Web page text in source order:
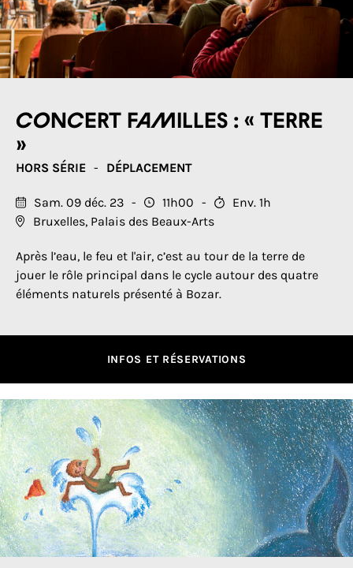
Concert familles : « Terre
»
HORS SÉRIE DÉPLACEMENT
Sam. 09 déc. 23 11h00
Env. 1h
Bruxelles, Palais des Beaux-Arts
Après l’eau, le feu et l'air, c’est au tour de la terre de
jouer le rôle principal dans le cycle autour des quatre
éléments naturels présenté à Bozar.
INFOS ET RÉSERVATIONS